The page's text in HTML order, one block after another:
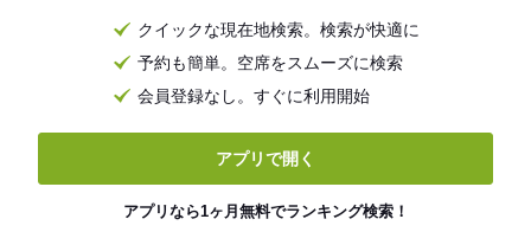
クイックな現在地検索。検索が快適に
予約も簡単。空席をスムーズに検索
会員登録なし。すぐに利用開始
アプリで開く
アプリなら1ヶ月無料でランキング検索！